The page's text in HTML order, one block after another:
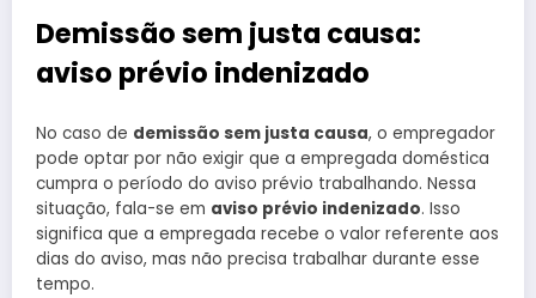
Demissão sem justa causa:
aviso prévio indenizado
No caso de demissão sem justa causa, o empregador
pode optar por não exigir que a empregada doméstica
cumpra o período do aviso prévio trabalhando. Nessa
situação, fala-se em aviso prévio indenizado. Isso
significa que a empregada recebe o valor referente aos
dias do aviso, mas não precisa trabalhar durante esse
tempo.